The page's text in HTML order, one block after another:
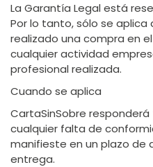
La Garantía Legal está
Por lo tanto, sólo se aplica
realizado una compra en
cualquier actividad
profesional realizada.
Cuando se aplica
CartaSinSobre
cualquier falta de
manifieste en un plazo de
entrega.